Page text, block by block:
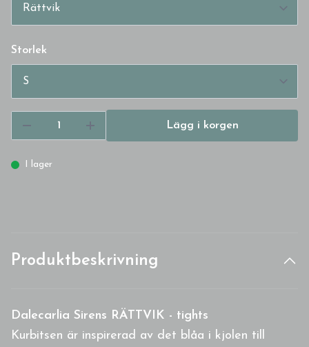
Storlek
Lägg i korgen
I lager
Produktbeskrivning
Dalecarlia Sirens RÄTTVIK - tights
Kurbitsen är inspirerad av det blåa i kjolen till